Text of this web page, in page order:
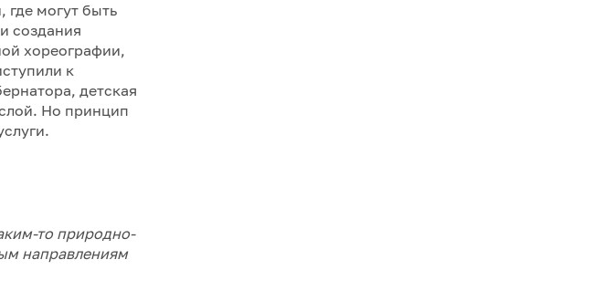
где могут быть
создания
хореографии,
к
детская
Но принцип
то природно-
направлениям